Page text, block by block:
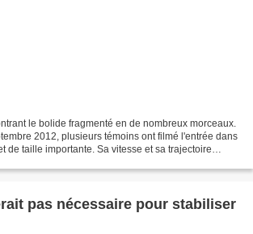
le bolide fragmenté en de nombreux morceaux.
2012, plusieurs témoins ont filmé l'entrée dans
de taille importante. Sa vitesse et sa trajectoire
pas nécessaire pour stabiliser